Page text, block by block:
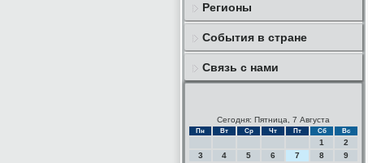
Регионы
События в стране
Связь с нами
Сегодня: Пятница, 7 Августа
Пн Вт Ср Чт Пт Сб Вс
1
2
3
4 5 6 7 8
9